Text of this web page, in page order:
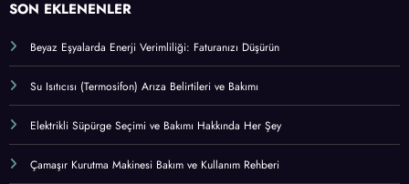
SON EKLENENLER
Beyaz Eşyalarda Enerji Verimliliği: Faturanızı Düşürün
Su Isıtıcısı (Termosifon) Arıza Belirtileri ve Bakımı
Elektrikli Süpürge Seçimi ve Bakımı Hakkında Her Şey
Çamaşır Kurutma Makinesi Bakım ve Kullanım Rehberi